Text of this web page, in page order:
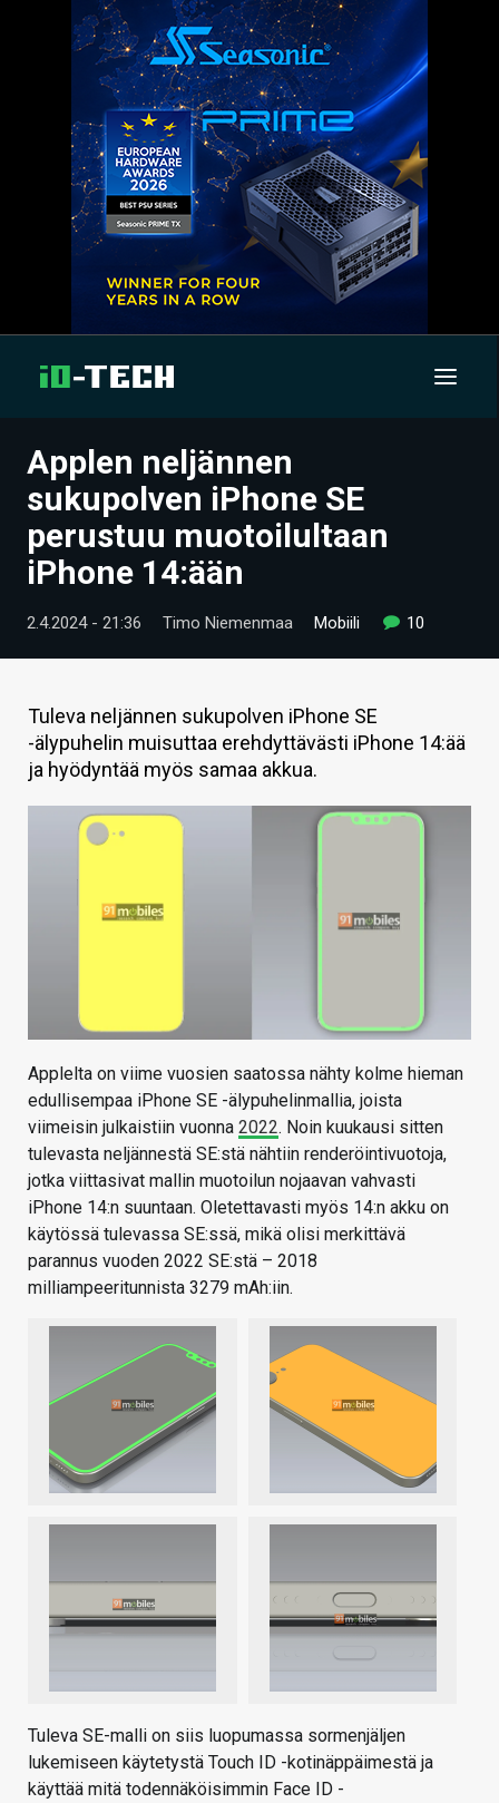
UUTISET
ARTIKKELIT
VIDEOT
TECHBBS
HINTA.FI
KAUPPA
VAIHDA TEEMA
Applen neljännen
sukupolven iPhone SE
perustuu muotoilultaan
iPhone 14:ään
2.4.2024 - 21:36 Timo Niemenmaa Mobiili 10
Tuleva neljännen sukupolven iPhone SE
-älypuhelin muisuttaa erehdyttävästi iPhone 14:ää
ja hyödyntää myös samaa akkua.
Applelta on viime vuosien saatossa nähty kolme hieman
edullisempaa iPhone SE -älypuhelinmallia, joista
viimeisin julkaistiin vuonna 2022. Noin kuukausi sitten
tulevasta neljännestä SE:stä nähtiin renderöintivuotoja,
jotka viittasivat mallin muotoilun nojaavan vahvasti
iPhone 14:n suuntaan. Oletettavasti myös 14:n akku on
käytössä tulevassa SE:ssä, mikä olisi merkittävä
parannus vuoden 2022 SE:stä – 2018
milliampeeritunnista 3279 mAh:iin.
Tuleva SE-malli on siis luopumassa sormenjäljen
lukemiseen käytetystä Touch ID -kotinäppäimestä ja
käyttää mitä todennäköisimmin Face ID -